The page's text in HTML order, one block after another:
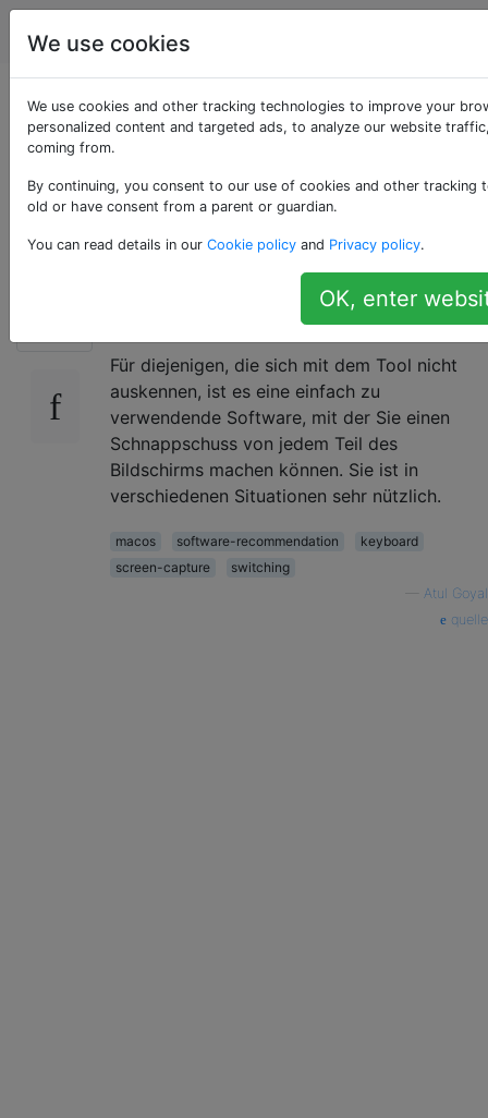
Apple
Alternative zum
Windows Snipping
Tool für Mac OSX
Gibt es so etwas wie das Windows Snipping
Für diejenigen, die sich mit dem Tool nicht
auskennen, ist es eine einfach zu
verwendende Software, mit der Sie einen
Schnappschuss von jedem Teil des
Bildschirms machen können. Sie ist in
verschiedenen Situationen sehr nützlich.
macos software-recommendation
keyboard
screen-capture
switching
Atul Goyal
quelle
We use cookies
We use cookies and other tracking technologies to improve your
personalized content and targeted ads, to analyze our website
coming from.
By continuing, you consent to our use of cookies and other tracking
old or have consent from a parent or guardian.
You can read details in our Cookie policy and Privacy policy.
OK, enter